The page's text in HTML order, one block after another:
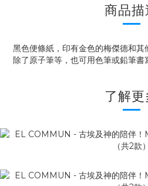
商品描
黑色便條紙，印有金色的梅傑德和其
除了原子筆等，也可用色筆或鉛筆書
了解更